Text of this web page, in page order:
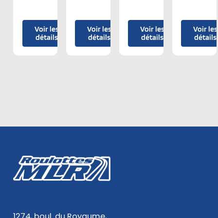
Voir les
détails
Voir les
détails
Voir les
détails
Voir les
détails